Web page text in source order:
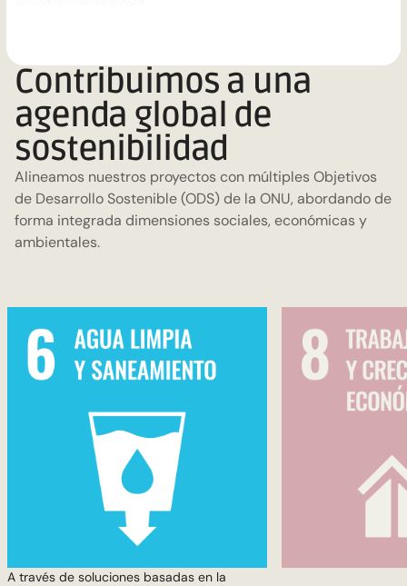
Contribuimos a una
agenda global de
sostenibilidad
Alineamos nuestros proyectos con múltiples Objetivos
de Desarrollo Sostenible (ODS) de la ONU, abordando de
forma integrada dimensiones sociales, económicas y
ambientales.
A través de soluciones basadas en la